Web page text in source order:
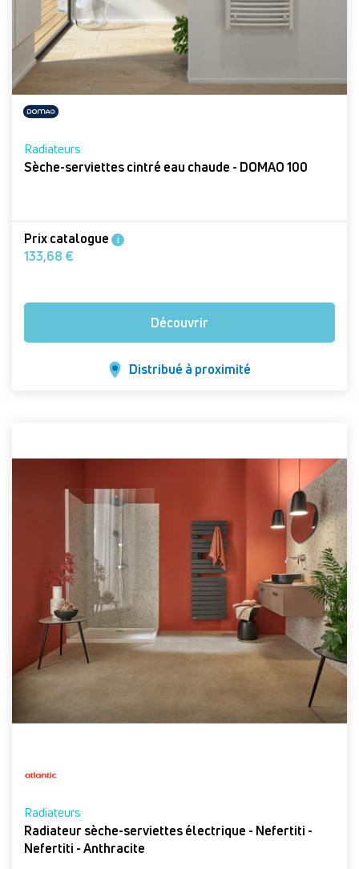
Radiateurs
Sèche-serviettes cintré eau chaude - DOMAO 100
Prix catalogue i
133,68 €
Découvrir
Distribué à proximité
Radiateurs
Radiateur sèche-serviettes électrique - Nefertiti -
Nefertiti - Anthracite